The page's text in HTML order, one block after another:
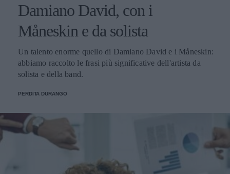
Damiano David, con i
Måneskin e da solista
Un talento enorme quello di Damiano David e i Måneskin:
abbiamo raccolto le frasi più significative dell'artista da
solista e della band.
PERDITA DURANGO